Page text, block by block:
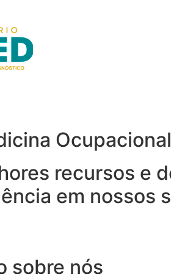
Ocupacional
recursos e
em nossos
sobre nós